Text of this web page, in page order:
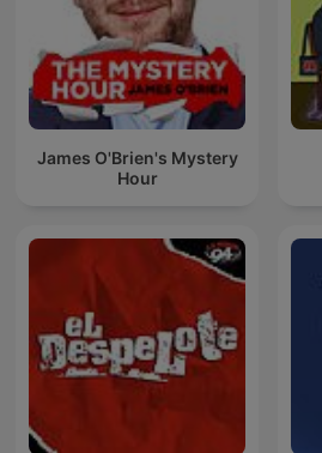
James O'Brien's Mystery
Hour